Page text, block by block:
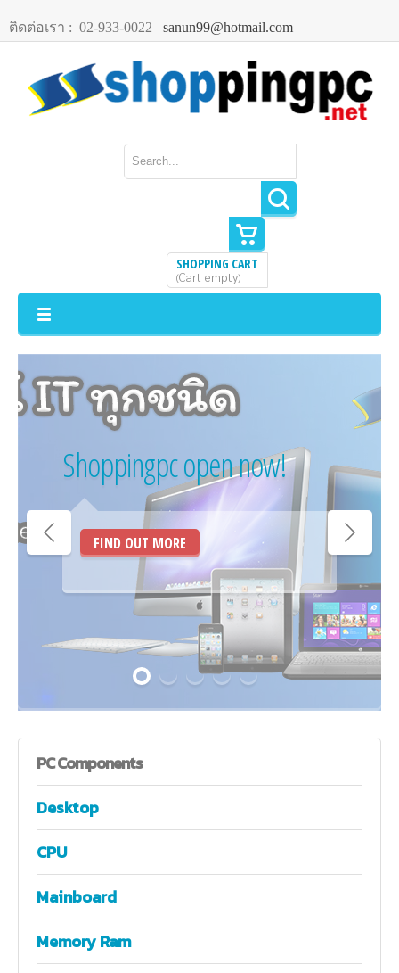
ติดต่อเรา : 02-933-0022 sanun99@hotmail.com
SHOPPING CART
(Cart empty)
Shoppingpc open now!
FIND OUT MORE
PCComponents
Desktop
CPU
Mainboard
Memory Ram